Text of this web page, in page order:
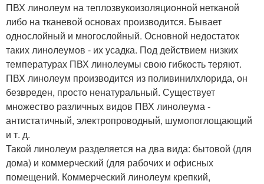
ПВХ линолеум на теплозвукоизоляционной нетканой
либо на тканевой основах производится. Бывает
однослойный и многослойный. Основной недостаток
таких линолеумов - их усадка. Под действием низких
температурах ПВХ линолеумы свою гибкость теряют.
ПВХ линолеум производится из поливинилхлорида, он
безвреден, просто ненатуральный. Существует
множество различных видов ПВХ линолеума -
антистатичный, электропроводный, шумопоглощающий
и т. д.
Такой линолеум разделяется на два вида: бытовой (для
дома) и коммерческий (для рабочих и офисных
помещений. Коммерческий линолеум крепкий,